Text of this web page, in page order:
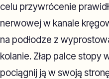
celu przywrócenie
nerwowej w kanale
na podłodze z
kolanie. Złap palce
pociągnij ją w swoją